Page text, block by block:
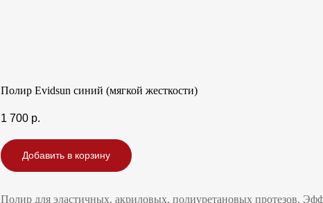
Полир Evidsun синий (мягкой жесткости)
1 700 р.
Добавить в корзину
Полир для эластичных, акриловых, полиуретановых протезов.